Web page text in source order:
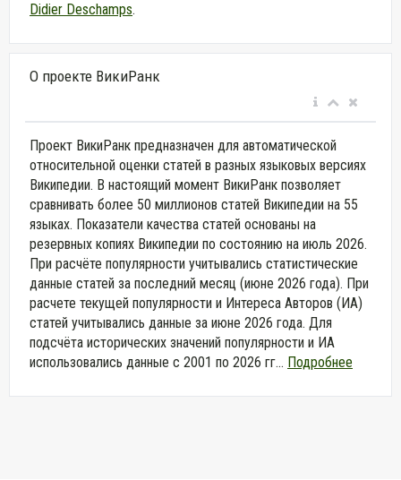
Didier Deschamps.
О проекте ВикиРанк
Проект ВикиРанк предназначен для автоматической
относительной оценки статей в разных языковых версиях
Википедии. В настоящий момент ВикиРанк позволяет
сравнивать более 50 миллионов статей Википедии на 55
языках. Показатели качества статей основаны на
резервных копиях Википедии по состоянию на июль 2026.
При расчёте популярности учитывались статистические
данные статей за последний месяц (июне 2026 года). При
расчете текущей популярности и Интереса Авторов (ИА)
статей учитывались данные за июне 2026 года. Для
подсчёта исторических значений популярности и ИА
использовались данные с 2001 по 2026 гг... Подробнее